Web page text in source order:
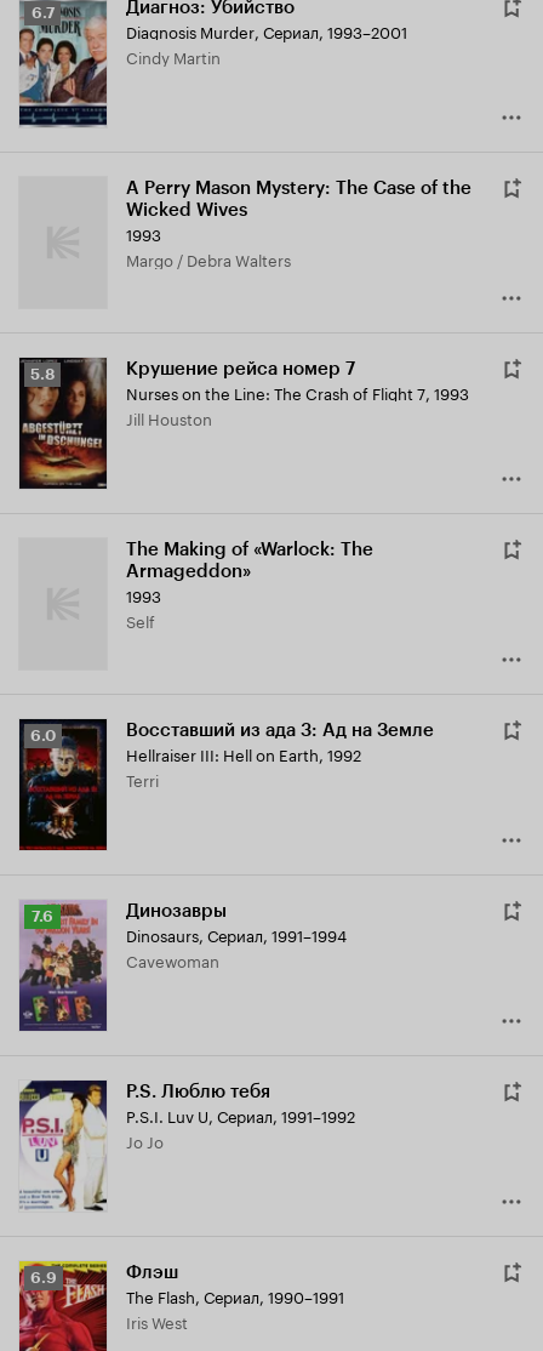
Рейтинг
Кинопоиска
6.7
6.7 Диагноз: Убийство
Diagnosis Murder, Сериал, 1993–2001
Cindy Martin
A Perry Mason Mystery: The Case of the
Wicked Wives
1993
Margo / Debra Walters
Рейтинг
Кинопоиска
5.8
5.8 Крушение рейса номер 7
Nurses on the Line: The Crash of Flight 7, 1993
Jill Houston
The Making of «Warlock: The
Armageddon»
1993
Self
Рейтинг
Кинопоиска
6.0
6.0 Восставший из ада 3: Ад на Земле
Hellraiser III: Hell on Earth, 1992
Terri
Рейтинг
Кинопоиска
7.6
7.6 Динозавры
Dinosaurs, Сериал, 1991–1994
Cavewoman
P.S. Люблю тебя
P.S.I. Luv U, Сериал, 1991–1992
Jo Jo
Рейтинг
Кинопоиска
6.9
6.9 Флэш
The Flash, Сериал, 1990–1991
Iris West